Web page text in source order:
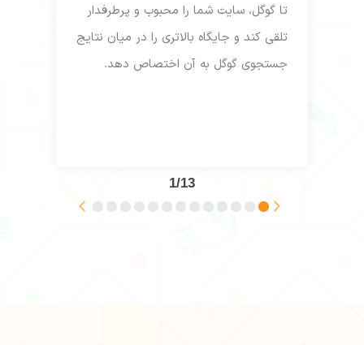
تا گوگل، سایت شما را محبوب و پرطرفدار
تلقی کند و جایگاه بالاتری را در میان نتایج
جستجوی گوگل به آن اختصاص دهد.
1/13